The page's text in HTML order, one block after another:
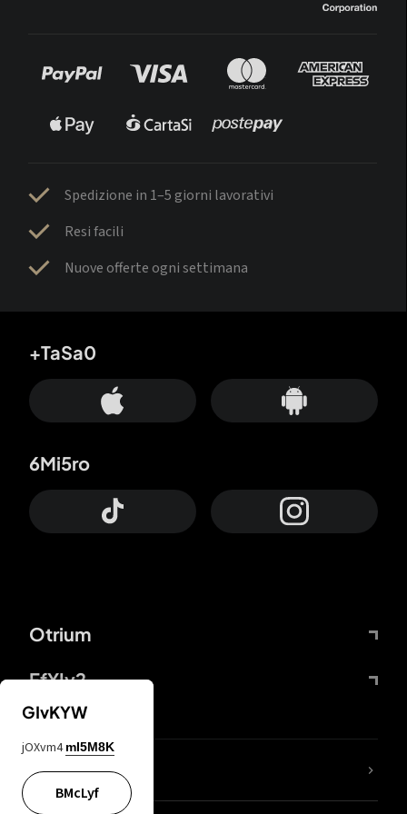
Spedizione in 1–5 giorni lavorativi
Resi facili
Nuove offerte ogni settimana
Otrium
FfYIy2
+TaSa0
6Mi5ro
Lj7sBL
GIvKYW
jOXvm4 mI5M8K
BMcLyf